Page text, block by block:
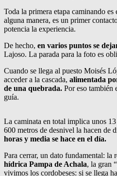
Toda la primera etapa caminando es
alguna manera, es un primer
potencia la experiencia.
De hecho, en varios puntos se
Lajoso. La parada para la foto es
Cuando se llega al puesto Moisés
acceder a la cascada, alimentada
de una quebrada. Por eso también
guía.
La caminata en total implica unos
600 metros de desnivel la hacen de
horas y media se hace en el día.
Para cerrar, un dato fundamental: la
hídrica Pampa de Achala, la gran
vivimos los cordobeses: si se llega